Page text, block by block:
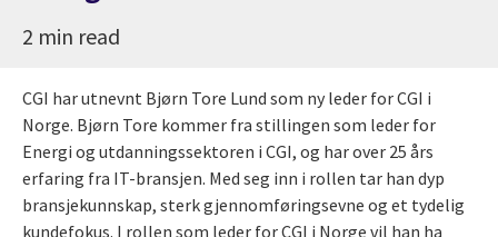
2 min read
CGI har utnevnt Bjørn Tore Lund som ny leder for CGI i
Norge. Bjørn Tore kommer fra stillingen som leder for
Energi og utdanningssektoren i CGI, og har over 25 års
erfaring fra IT-bransjen. Med seg inn i rollen tar han dyp
bransjekunnskap, sterk gjennomføringsevne og et tydelig
kundefokus. I rollen som leder for CGI i Norge vil han ha